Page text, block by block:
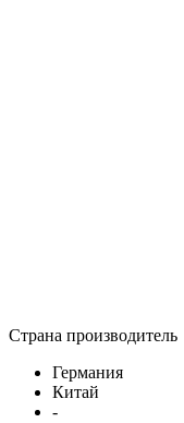
Страна производитель
Германия
Китай
-